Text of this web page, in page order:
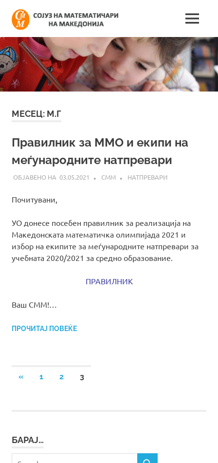
content
на
на
информации
поврзани
со
работата
на
MENU
МЕСЕЦ: М.Г
Правилник за ММО и екипи на
меѓународните натпревари
03.05.2021 СММ НАТПРЕВАРИ
Почитувани,
УО донесе посебен правилник за реализација на
Македонската математичка олимпијада 2021 и
избор на екипите за меѓународните натпревари за
учебната 2020/2021 за средно образование.
ПРАВИЛНИК
Ваш СММ!…
ПРОЧИТАЈ ПОВЕЌЕ
Posts
«PREVIOUS
1 2 3
БАРАЈ…